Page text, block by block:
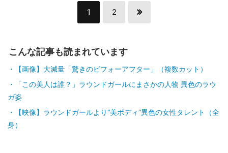
1 2
こんな記事も読まれています
【画像】大減量「驚きのビフォーアフター」（複数カット）
「この美人は誰？」ラウンドガールにまさかの人物 異色のラウ
ガ姿
【映像】ラウンドガールより“美ボディ”異色の女性タレント（全
身）